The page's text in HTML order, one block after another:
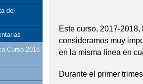
del
Curso 2018-
Este curso, 2017-
consideramos muy
en la misma línea en
Durante el primer